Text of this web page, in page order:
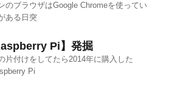
のブラウザはGoogle Chromeを使ってい
ある日突
Pi】発掘
片付けをしてたら2014年に購入した
Pi